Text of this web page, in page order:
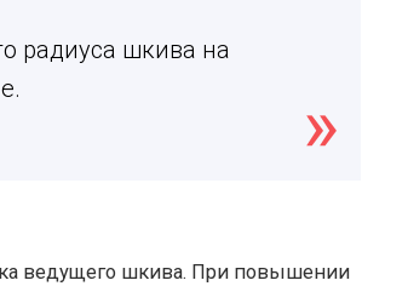
радиуса шкива на
ведущего шкива. При повышении